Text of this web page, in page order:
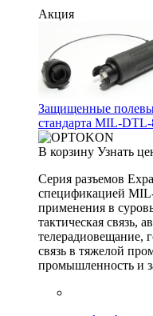
Акция
Защищенные
стандарта MIL-
В корзину Узнать
Серия разъемов
спецификацией
применения в
тактическая связь,
телерадиовещание,
связь в тяжелой
промышленность и